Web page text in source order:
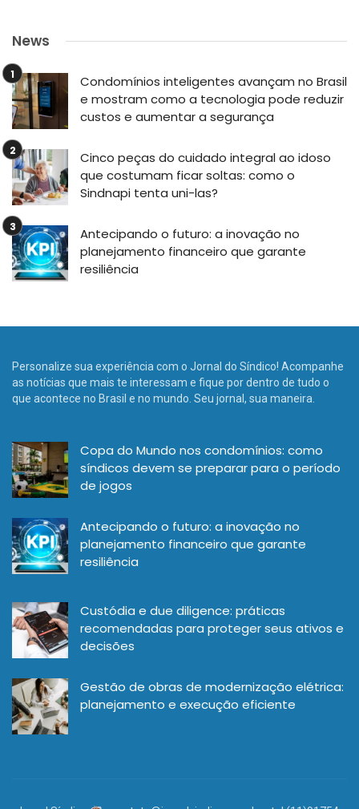
News
Condomínios inteligentes avançam no Brasil
e mostram como a tecnologia pode reduzir
custos e aumentar a segurança
Cinco peças do cuidado integral ao idoso
que costumam ficar soltas: como o
Sindnapi tenta uni-las?
Antecipando o futuro: a inovação no
planejamento financeiro que garante
resiliência
Personalize sua experiência com o Jornal do Síndico! Acompanhe
as notícias que mais te interessam e fique por dentro de tudo o
que acontece no Brasil e no mundo. Seu jornal, sua maneira.
Copa do Mundo nos condomínios: como
síndicos devem se preparar para o período
de jogos
Antecipando o futuro: a inovação no
planejamento financeiro que garante
resiliência
Custódia e due diligence: práticas
recomendadas para proteger seus ativos e
decisões
Gestão de obras de modernização elétrica:
planejamento e execução eficiente